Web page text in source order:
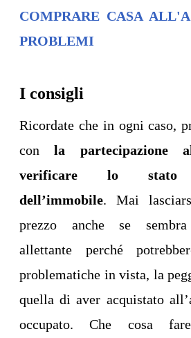
COMPRARE CASA
PROBLEMI
I consigli
Ricordate che in ogni caso,
conla partecipazione
verificare lo stato
dell’immobile. Mai
prezzo anche se sembra
allettante perché
problematiche in vista, la
quella di aver acquistato
occupato. Che cosa